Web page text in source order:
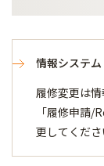
情報システム
履修変更は
「履修申請
更してくださ